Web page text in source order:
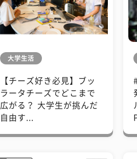
大学生活
【チーズ好き必見】ブッ
ラータチーズでどこまで
広がる？ 大学生が挑んだ
自由す...